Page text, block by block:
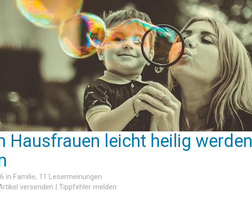
Hausfrauen leicht heilig werden
in Familie, 11 Lesermeinungen
versenden | Tippfehler melden